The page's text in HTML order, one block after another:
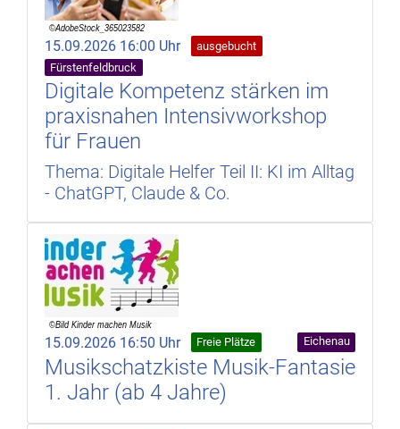
15.09.2026 16:00 Uhr
ausgebucht
Fürstenfeldbruck
Digitale Kompetenz stärken im
praxisnahen Intensivworkshop
für Frauen
Thema: Digitale Helfer Teil II: KI im Alltag
- ChatGPT, Claude & Co.
15.09.2026 16:50 Uhr Freie Plätze Eichenau
Musikschatzkiste Musik-Fantasie
1. Jahr (ab 4 Jahre)